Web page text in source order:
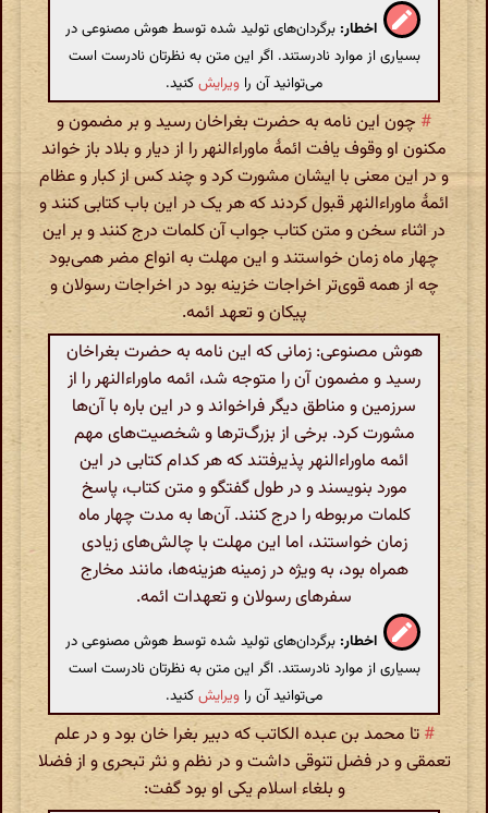
اخطار: برگردان‌های تولید شده توسط هوش مصنوعی در
بسیاری از موارد نادرستند. اگر این متن به نظرتان نادرست است
می‌توانید آن را ویرایشکنید.
# چون این نامه به حضرت بغراخان رسید و بر مضمون و
مکنون او وقوف یافت ائمهٔ ماوراءالنهر را از دیار و بلاد باز خواند
و در این معنی با ایشان مشورت کرد و چند کس از کبار و عظام
ائمهٔ ماوراءالنهر قبول کردند که هر یک در این باب کتابی کنند و
در اثناء سخن و متن کتاب جواب آن کلمات درج کنند و بر این
چهار ماه زمان خواستند و این مهلت به انواع مضر همی‌بود
چه از همه قوی‌تر اخراجات خزینه بود در اخراجات رسولان و
پیکان و تعهد ائمه.
هوش مصنوعی: زمانی که این نامه به حضرت بغراخان
رسید و مضمون آن را متوجه شد، ائمه ماوراءالنهر را از
سرزمین و مناطق دیگر فراخواند و در این باره با آن‌ها
مشورت کرد. برخی از بزرگ‌ترها و شخصیت‌های مهم
ائمه ماوراءالنهر پذیرفتند که هر کدام کتابی در این
مورد بنویسند و در طول گفتگو و متن کتاب، پاسخ
کلمات مربوطه را درج کنند. آن‌ها به مدت چهار ماه
زمان خواستند، اما این مهلت با چالش‌های زیادی
همراه بود، به ویژه در زمینه هزینه‌ها، مانند مخارج
سفرهای رسولان و تعهدات ائمه.
اخطار: برگردان‌های تولید شده توسط هوش مصنوعی در
بسیاری از موارد نادرستند. اگر این متن به نظرتان نادرست است
می‌توانید آن را ویرایشکنید.
# تا محمد بن عبده الکاتب که دبیر بغرا خان بود و در علم
تعمقی و در فضل تنوقی داشت و در نظم و نثر تبحری و از فضلا
و بلغاء اسلام یکی او بود گفت: